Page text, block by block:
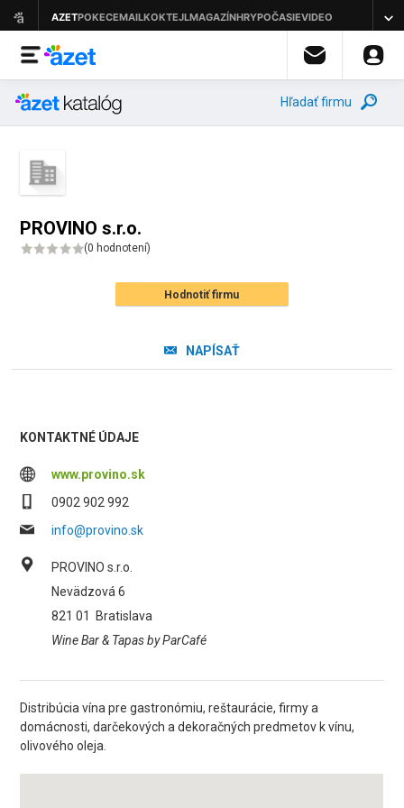
Hľadať firmu
PROVINO s.r.o.
(0 hodnotení)
Hodnotiť firmu
NAPÍSAŤ
KONTAKTNÉ ÚDAJE
www.provino.sk
0902 902 992
info@provino.sk
PROVINO s.r.o.
Nevädzová 6
821 01
Bratislava
Wine Bar & Tapas by ParCafé
Distribúcia vína pre gastronómiu, reštaurácie, firmy a
domácnosti, darčekových a dekoračných predmetov k vínu,
olivového oleja.